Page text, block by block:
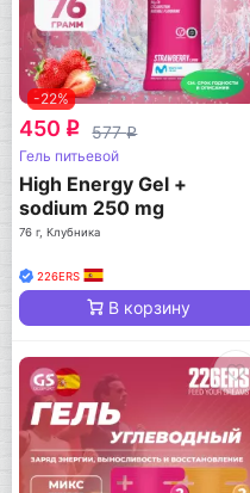
-22%
450 q 577q
Гель питьевой
High Energy Gel +
sodium 250 mg
76 г, Клубника
226ERS
В корзину